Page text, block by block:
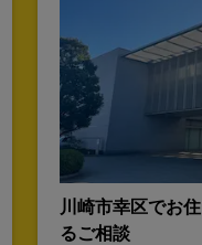
川崎市幸区でお
るご相談